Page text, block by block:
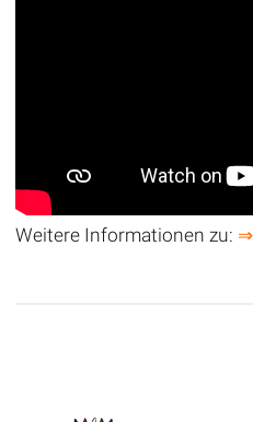
Weitere Informationen zu: